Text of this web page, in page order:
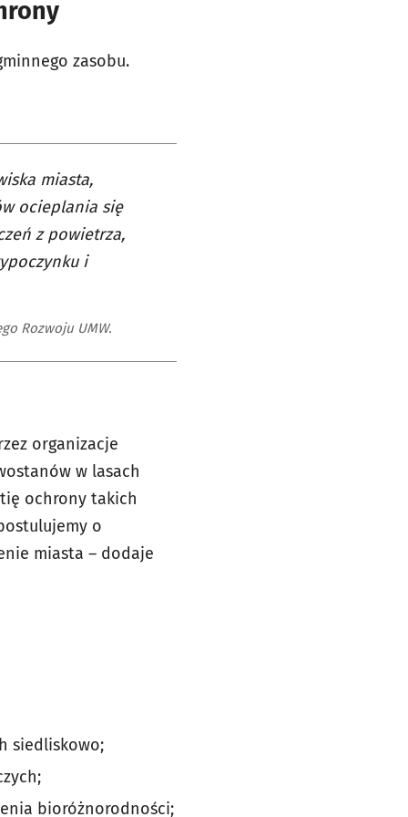
zasobu.
miasta,
ocieplania się
z powietrza,
i
Rozwoju UMW.
organizacje
w lasach
ochrony takich
o
miasta – dodaje
siedliskowo;
bioróżnorodności;